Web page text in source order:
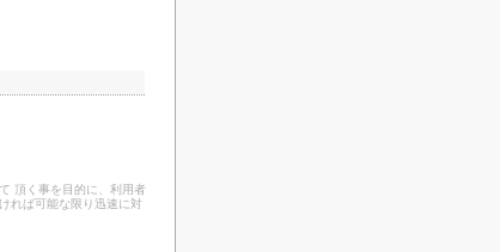
頂く事を目的に、利用者
れば可能な限り迅速に対